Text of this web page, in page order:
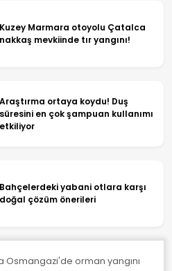
Kuzey Marmara otoyolu Çatalca
nakkaş mevkiinde tır yangını!
Araştırma ortaya koydu! Duş
süresini en çok şampuan kullanımı
etkiliyor
Bahçelerdeki yabani otlara karşı
doğal çözüm önerileri
Osmangazi'de orman yangını